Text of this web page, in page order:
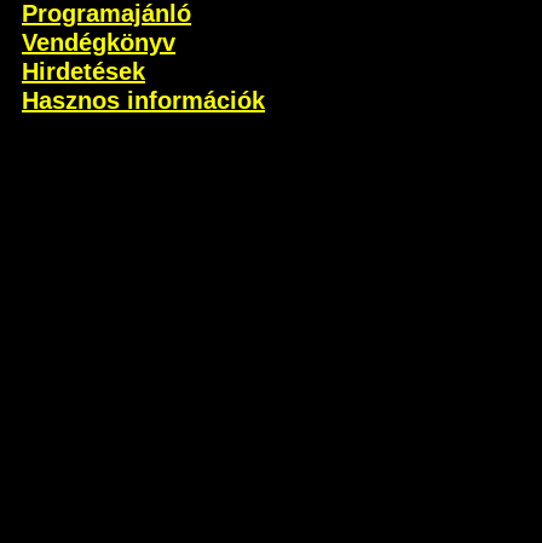
Programajánló
Vendégkönyv
Hirdetések
Hasznos információk